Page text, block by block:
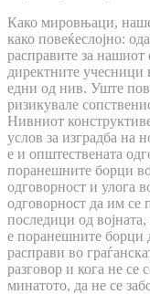
Како мировњаци,
како повеќеслојно:
расправите за нашиот
директните учесници
едни од нив. Уште
ризикувале
Нивниот
услов за изградба на
е и општествената
поранешните борци
одговорност и улога
одговорност да им се
последици од
е поранешните борци
расправи во
разговор и кога не се
минатото, да не се